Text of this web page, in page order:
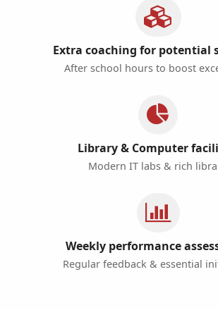
Extra coaching for potential
After school hours to boost
Library & Computer
Modern IT labs & rich
Weekly performance
Regular feedback & essential